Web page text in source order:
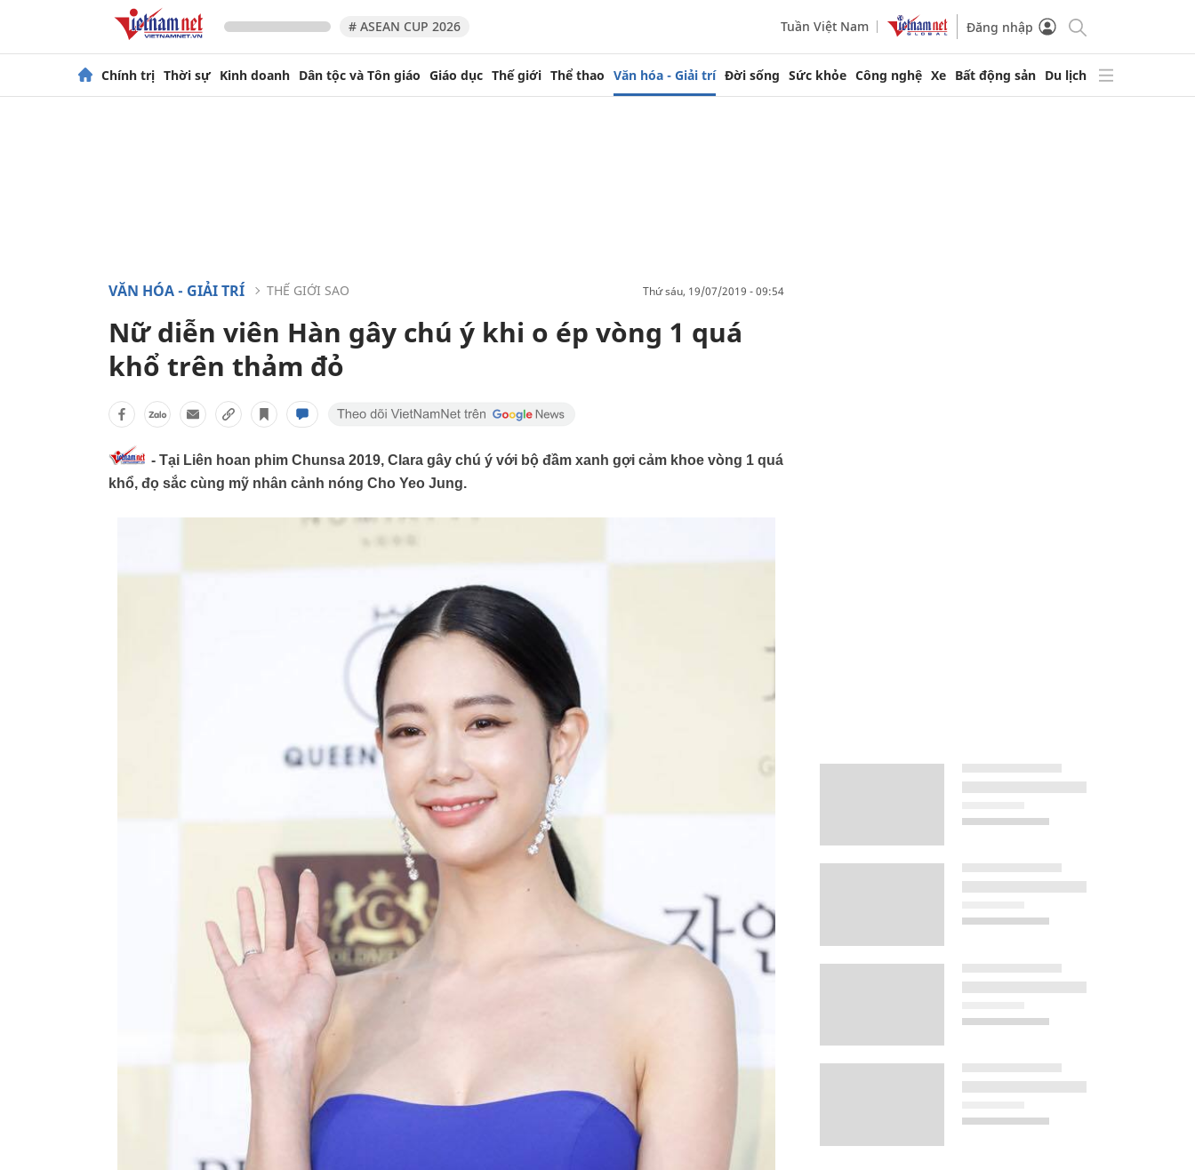
# ASEAN CUP 2026 Tuần Việt Nam Đăng nhập
Chính trị Thời sự Kinh doanh Dân tộc và Tôn giáo Giáo dục Thế giới Thể thao Văn hóa - Giải trí Đời sống Sức khỏe Công nghệ Xe Bất động sản Du lịch
VĂN HÓA - GIẢI TRÍ THẾ GIỚI SAO thứ sáu, 19/07/2019 - 09:54
Nữ diễn viên Hàn gây chú ý khi o ép vòng 1 quá
khổ trên thảm đỏ
- Tại Liên hoan phim Chunsa 2019, Clara gây chú ý với bộ đầm xanh gợi cảm khoe vòng 1 quá
khổ, đọ sắc cùng mỹ nhân cảnh nóng Cho Yeo Jung.